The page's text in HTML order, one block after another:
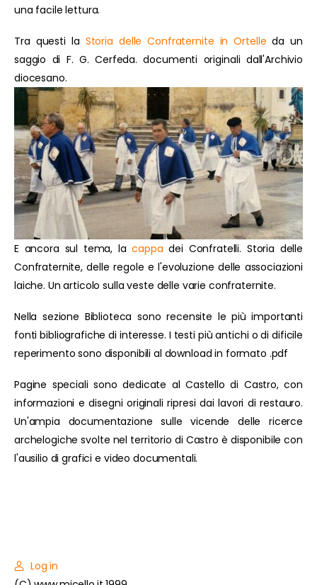
una facile lettura.
Tra questi la Storia delle Confraternite in Ortelle da un
saggio di F. G. Cerfeda. documenti originali dall'Archivio
diocesano.
E ancora sul tema, lacappa dei Confratelli. Storia delle
Confraternite, delle regole e l'evoluzione delle associazioni
laiche. Un articolo sulla veste delle varie confraternite.
Nella sezione Biblioteca sono recensite le più importanti
fonti bibliografiche di interesse. I testi più antichi o di dificile
reperimento sono disponibili al download in formato .pdf
Pagine speciali sono dedicate al Castello di Castro, con
informazioni e disegni originali ripresi dai lavori di restauro.
Un'ampia documentazione sulle vicende delle ricerce
archelogiche svolte nel territorio di Castro è disponibile con
l'ausilio di grafici e video documentali.
Log in